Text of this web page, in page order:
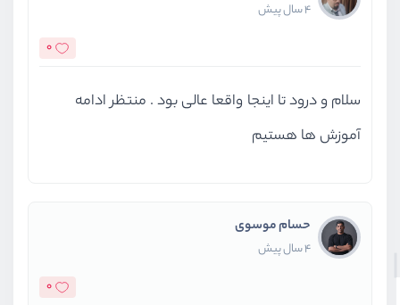
4 سال پیش
0
سلام و درود تا اینجا واقعا عالی بود . منتظر ادامه
آموزش ها هستیم
حسام موسوی
4 سال پیش
0